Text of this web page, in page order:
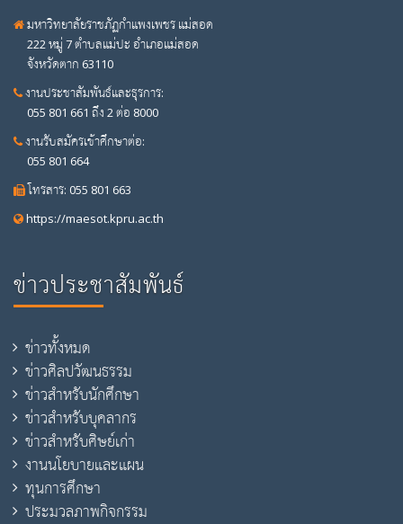
มหาวิทยาลัยราชภัฏกำแพงเพชร แม่สอด
222 หมู่ 7 ตำบลแม่ปะ อำเภอแม่สอด
จังหวัดตาก 63110
งานประชาสัมพันธ์และธุรการ:
055 801 661 ถึง 2 ต่อ 8000
งานรับสมัครเข้าศึกษาต่อ:
055 801 664
โทรสาร: 055 801 663
https://maesot.kpru.ac.th
ข่าวประชาสัมพันธ์
ข่าวทั้งหมด
ข่าวศิลปวัฒนธรรม
ข่าวสำหรับนักศึกษา
ข่าวสำหรับบุคลากร
ข่าวสำหรับศิษย์เก่า
งานนโยบายและแผน
ทุนการศึกษา
ประมวลภาพกิจกรรม